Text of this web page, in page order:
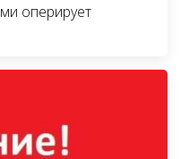
оперирует